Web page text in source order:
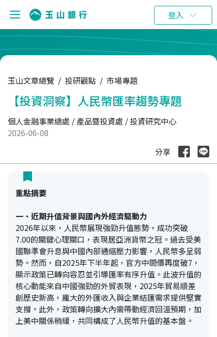
登入
玉山文章總覽 / 投研觀點 / 市場專題
【投資洞察】人民幣匯率趨勢專題
個人金融事業總處 / 產品暨投資處 / 投資研究中心
2026-06-08
分享
重點摘要
一、近期升值背景與國內外經濟驅動力
2026年以來，人民幣展現強勁升值態勢，成功突破
7.00的關鍵心理關口，表現居亞洲貨幣之冠。過去受美
國聯準會升息與中國內部通縮壓力影響，人民幣多呈弱
勢。然而，自2025年下半年起，官方中間價再度破7，
顯示政策已轉向容忍並引導匯率有序升值。此波升值的
核心動能來自中國強勁的外貿表現，2025年貿易順差
創歷史新高，龐大的外匯收入與企業結匯需求提供堅實
支撐。此外，政策轉向擴大內需帶動經濟回溫預期，加
上美中關係稍緩，共同構成了人民幣升值的基本盤。